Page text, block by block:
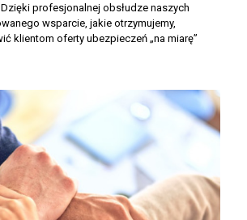
profesjonalnej obsłudze naszych
wsparcie, jakie otrzymujemy,
klientom oferty ubezpieczeń „na miarę”